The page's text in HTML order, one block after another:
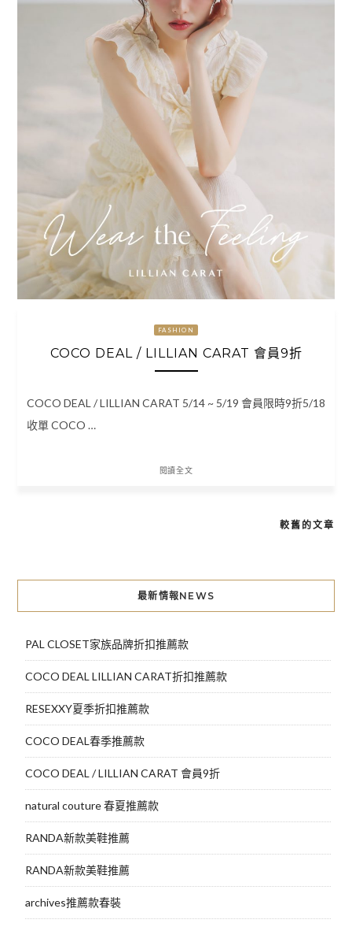
FASHION
COCO DEAL / LILLIAN CARAT 會員9折
COCO DEAL / LILLIAN CARAT 5/14 ~ 5/19 會員限時9折5/18
收單 COCO …
閱讀全文
導
覽
較舊的文章
最新情報NEWS
PAL CLOSET家族品牌折扣推薦款
COCO DEAL LILLIAN CARAT折扣推薦款
RESEXXY夏季折扣推薦款
COCO DEAL春季推薦款
COCO DEAL / LILLIAN CARAT 會員9折
natural couture 春夏推薦款
RANDA新款美鞋推薦
RANDA新款美鞋推薦
archives推薦款春裝